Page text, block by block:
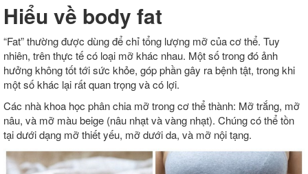
Hiểu về body fat
“Fat” thường được dùng để chỉ tổng lượng mỡ của cơ thể. Tuy
nhiên, trên thực tế có loại mỡ khác nhau. Một số trong đó ảnh
hưởng không tốt tới sức khỏe, góp phần gây ra bệnh tật, trong khi
một số khác lại rất quan trọng và có lợi.
Các nhà khoa học phân chia mỡ trong cơ thể thành: Mỡ trắng, mỡ
nâu, và mỡ màu beige (nâu nhạt và vàng nhạt). Chúng có thể tồn
tại dưới dạng mỡ thiết yếu, mỡ dưới da, và mỡ nội tạng.